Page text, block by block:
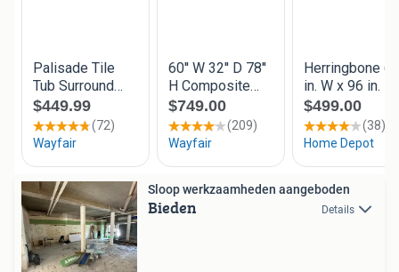
Sloop werkzaamheden aangeboden
Bieden Details